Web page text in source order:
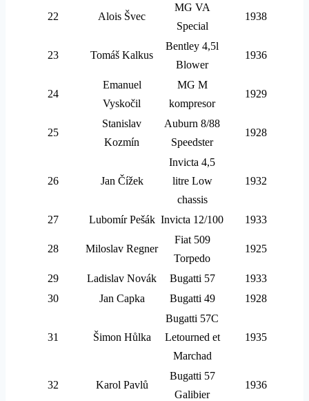
22 Alois Švec
MG VA
Special
1938
23 Tomáš Kalkus
Bentley 4,5l
Blower
1936
24
Emanuel
Vyskočil
MG M
kompresor
1929
25
Stanislav
Kozmín
Auburn 8/88
Speedster
1928
26 Jan Čížek
Invicta 4,5
litre Low
chassis
1932
27 Lubomír Pešák Invicta 12/100 1933
28 Miloslav Regner
Fiat 509
Torpedo
1925
29 Ladislav Novák Bugatti 57
1933
30
Jan Capka Bugatti 49 1928
31 Šimon Hůlka
Bugatti 57C
Letourned et
Marchad
1935
32 Karol Pavlů
Bugatti 57
Galibier
1936